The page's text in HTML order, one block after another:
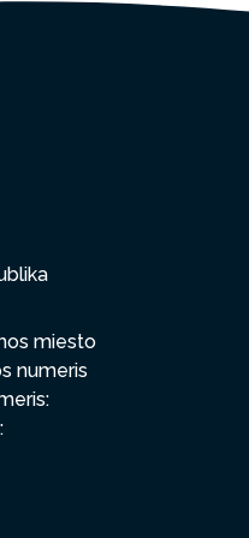
miesto
numeris